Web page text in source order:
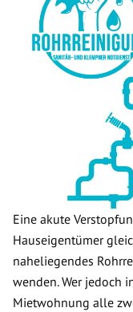
Eine akute
Hauseigentümer
naheliegendes
wenden. Wer jedoch
Mietwohnung alle